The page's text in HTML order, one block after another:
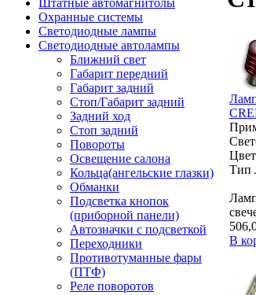
Штатные автомагнитолы
Охранные системы
Светодиодные лампы
Светодиодные автолампы
Ближний свет
Габарит передний
Габарит задний
Стоп/Габарит задний
Задний ход
Стоп задний
Повороты
Освещение салона
Кольца(ангельские глазки)
Обманки
Подсветка кнопок
(приборной панели)
Автозначки с подсветкой
Переходники
Противотуманные фары
(ПТФ)
Реле поворотов
Тип
В